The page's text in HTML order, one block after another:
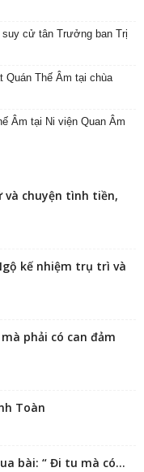
cử tân Trưởng ban Trị
Quán Thế Âm tại chùa
Âm tại Ni viện Quan Âm
và chuyện tình tiền,
kế nhiệm trụ trì và
phải có can đảm
Toàn
bài: “ Đi tu mà có...